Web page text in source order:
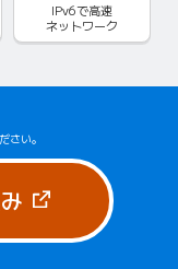
IPv6で高速
ネットワーク
さい。
（新しいタブ